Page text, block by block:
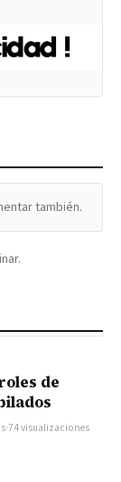
también.
de
·74 visualizaciones